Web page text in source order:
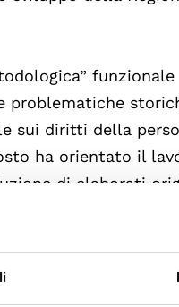
funzionale
problematiche
sui diritti della
ha orientato il
di elaborati
Obiettivo
extrascolastica la
valori di etica